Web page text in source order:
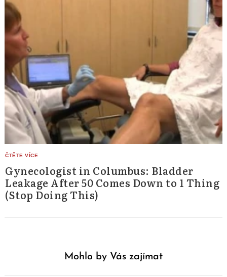
Gynecologist in Columbus: Bladder
Leakage After 50 Comes Down to 1 Thing
(Stop Doing This)
Mohlo by Vás zajímat